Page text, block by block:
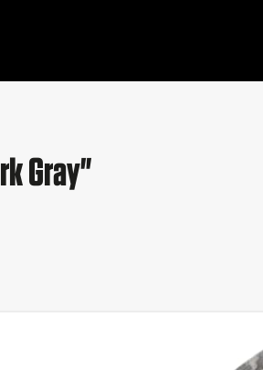
Gray"